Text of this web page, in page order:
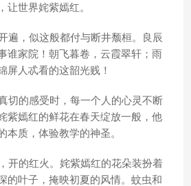
让世界姹紫嫣红。
遍，似这般都付与断井颓桓。良辰
谁家院！朝飞暮卷，云霞翠轩；雨
屏人忒看的这韶光贱！
切的感受时，每一个人的心灵不断
紫嫣红的鲜花在春天绽放一般，他
本质，体验教学的神圣。
开的红火。姹紫嫣红的花朵装扮着
的叶子，掩映初夏的风情。蚊虫和